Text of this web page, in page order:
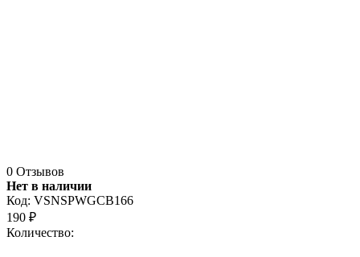
0 Отзывов
Нет в наличии
Код: VSNSPWGCB166
190 ₽
Количество: